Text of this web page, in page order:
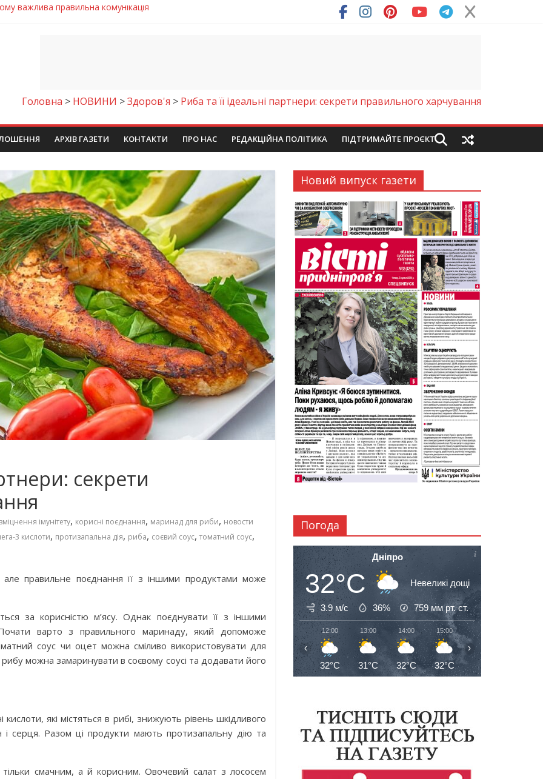
центри на Дніпропетровщині
досліджують місце розташування легендарного монастиря (Фото)
шанс на власне житло
важлива правильна комунікація
Головна > НОВИНИ >Здоров'я > Риба та її ідеальні партнери: секрети правильного харчування
АРХІВ ГАЗЕТИ КОНТАКТИ ПРО НАС РЕДАКЦІЙНА ПОЛІТИКА ПІДТРИМАЙТЕ ПРОЄКТ
секрети
зміцнення імунітету, корисні поєднання, маринад для риби, новости
3 кислоти, протизапальна дія, риба, соєвий соус, томатний соус,
правильне поєднання її з іншими продуктами може
за корисністю м’ясу. Однак поєднувати її з іншими
варто з правильного маринаду, який допоможе
соус чи оцет можна сміливо використовувати для
можна замаринувати в соєвому соусі та додавати його
які містяться в рибі, знижують рівень шкідливого
і серця. Разом ці продукти мають протизапальну дію та
смачним, а й корисним. Овочевий салат з лососем
Новий випуск газети
Погода
Дніпро
32°C Невеликі дощі
3.9 м/с 36% 759 мм рт. ст.
12:00
32°C
13:00
31°C
14:00
32°C
15:00
32°C
16:00
32°C
‹ ›